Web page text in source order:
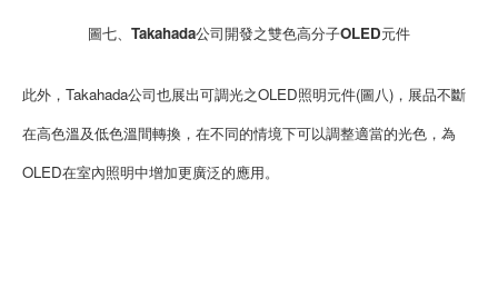
圖七、Takahada公司開發之雙色高分子OLED元件
此外，Takahada公司也展出可調光之OLED照明元件(圖八)，展品不斷
在高色溫及低色溫間轉換，在不同的情境下可以調整適當的光色，為
OLED在室內照明中增加更廣泛的應用。